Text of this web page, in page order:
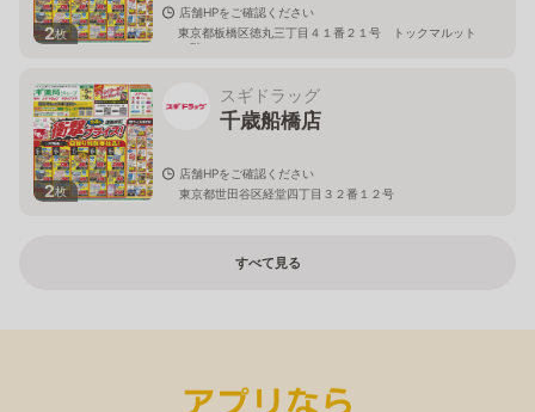
2枚
店舗HPをご確認ください
東京都板橋区徳丸三丁目４１番２１号 トックマルット
１階
2枚
スギドラッグ
千歳船橋店
店舗HPをご確認ください
東京都世田谷区経堂四丁目３２番１２号
すべて見る